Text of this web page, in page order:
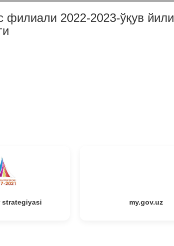
филиали 2022-2023-ўқув йили
strategiyasi my.gov.uz